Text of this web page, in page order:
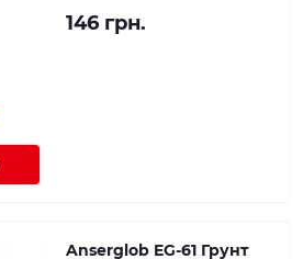
146 грн.
Anserglob EG-61 Грунт